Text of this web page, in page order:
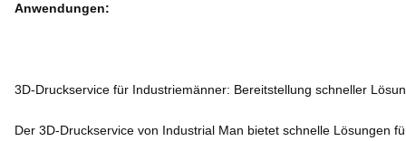
Anwendungen:
3D-Druckservice für Industriemänner: Bereitstellung schneller
Der 3D-Druckservice von Industrial Man bietet schnelle Lösungen